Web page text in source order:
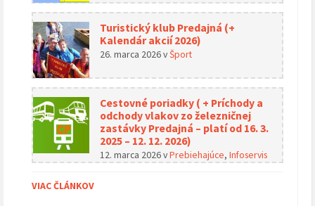
Turistický klub Predajná (+
Kalendár akcií 2026)
26. marca 2026vŠport
Cestovné poriadky ( + Príchody a
odchody vlakov zo železničnej
zastávky Predajná – platí od 16. 3.
2025 – 12. 12. 2026)
12. marca 2026vPrebiehajúce, Infoservis
VIAC ČLÁNKOV